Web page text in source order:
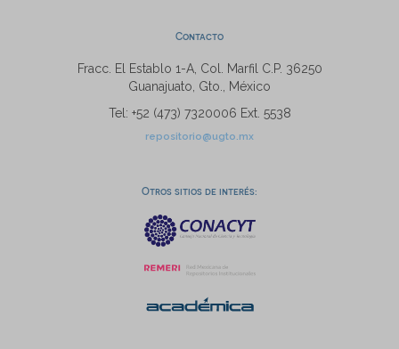
Contacto
Fracc. El Establo 1-A, Col. Marfil C.P. 36250
Guanajuato, Gto., México
Tel: +52 (473) 7320006 Ext. 5538
repositorio@ugto.mx
Otros sitios de interés: